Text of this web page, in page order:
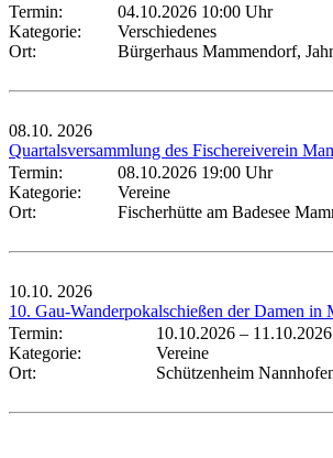
Termin:
04.10.2026 10:00 Uhr
Kategorie:
Verschiedenes
Ort:
Bürgerhaus Mammendorf,
08.10. 2026
Quartalsversammlung des Fischereiverein
Termin:
08.10.2026 19:00 Uhr
Kategorie:
Vereine
Ort:
Fischerhütte am Badesee
10.10. 2026
10. Gau-Wanderpokalschießen der Damen in
Termin:
10.10.2026 – 11.10.2026
Kategorie:
Vereine
Ort:
Schützenheim